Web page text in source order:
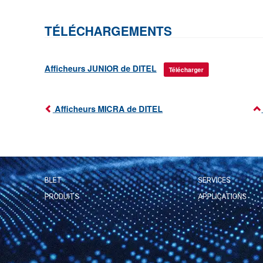
TÉLÉCHARGEMENTS
Afficheurs JUNIOR de DITEL Télécharger
Afficheurs MICRA de DITEL
BLET
PRODUITS
SERVICES
APPLICATIONS